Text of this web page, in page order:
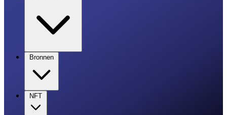
Bronnen
NFT